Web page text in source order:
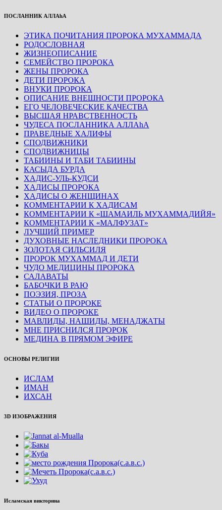
ПОСЛАННИК АЛЛАhА
ЭТИКА ПОЧИТАНИЯ ПРОРОКА МУХАММАДА
РОДОСЛОВНАЯ
ЖИЗНЕОПИСАНИЕ
СЕМЕЙСТВО ПРОРОКА
ЖЕНЫ ПРОРОКА
ДЕТИ ПРОРОКА
ВНУКИ ПРОРОКА
ОПИСАНИЕ ВНЕШНОСТИ ПРОРОКА
ЕГО ЧЕЛОВЕЧЕСКИЕ КАЧЕСТВА
ВЫСШАЯ НРАВСТВЕННОСТЬ
ЧУДЕСА ПОСЛАННИКА АЛЛАhА
ПРАВЕДНЫЕ ХАЛИФЫ
СПОДВИЖНИКИ
СПОДВИЖНИЦЫ
ТАБИИНЫ И ТАБИ ТАБИИНЫ
КАСЫДА БУРДА
ХАДИС-УЛЬ-КУДСИ
ХАДИСЫ ПРОРОКА
ХАДИСЫ О ЖЕНЩИНАХ
КОММЕНТАРИИ К ХАДИСАМ
КОММЕНТАРИИ К «ШАМАИЛЬ МУХАММАДИЙЯ»
КОММЕНТАРИИ К «МАЛФУЗАТ»
ЛУЧШИЙ ПРИМЕР
ДУХОВНЫЕ НАСЛЕДНИКИ ПРОРОКА
ЗОЛОТАЯ СИЛЬСИЛЯ
ПРОРОК МУХАММАД И ДЕТИ
ЧУДО МЕДИЦИНЫ ПРОРОКА
САЛАВАТЫ
БАБОЧКИ В РАЮ
ПОЭЗИЯ, ПРОЗА
СТАТЬИ О ПРОРОКЕ
ВИДЕО О ПРОРОКЕ
МАВЛИДЫ, НАШИДЫ, МЕНАДЖАТЫ
МНЕ ПРИСНИЛСЯ ПРОРОК
МЕДИНА В ПРЯМОМ ЭФИРЕ
ОСНОВЫ РЕЛИГИИ
ИСЛАМ
ИМАН
ИХСАН
3D ИЗОБРАЖЕНИЯ
Исламская викторина